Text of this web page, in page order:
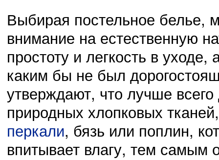
Выбирая постельное белье,
внимание на естественную
простоту и легкость в
каким бы не был
утверждают, что лучше
природных хлопковых
перкали, бязь или поплин,
впитывает влагу, тем самым